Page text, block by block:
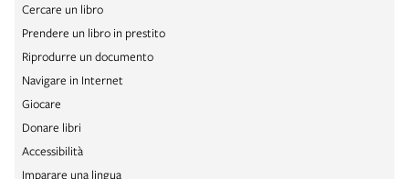
Cercare un libro
Prendere un libro in prestito
Riprodurre un documento
Navigare in Internet
Giocare
Donare libri
Accessibilità
Imparare una lingua